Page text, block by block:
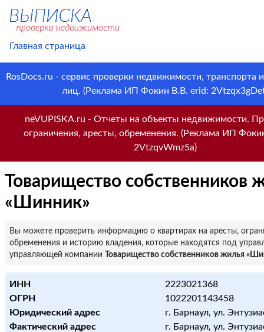
Главная страница
RosDocs.ru - сервис проверки недвижимости, транспорта
лиц. (Реклама ИП Фокин В.В. erid:
neVUPISKA.ru - Отчеты на объекты недвижимости.
ограничения, аресты, обременения. (Реклама ИП
2VtzqvWmz5a)
Товарищество собственников
«Шинник»
Вы можете проверить информацию о квартирах на аресты,
обременения и историю владения, которые находятся под
управляющей компании
Товарищество собственников жилья
ИНН
2223021368
ОГРН
1022201143458
Юридический адрес
г. Барнаул, ул.
Фактический адрес
г. Барнаул, ул.